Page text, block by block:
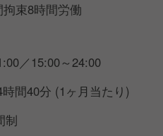
束8時間労働
／15:00～24:00
間40分 (1ヶ月当たり)
制